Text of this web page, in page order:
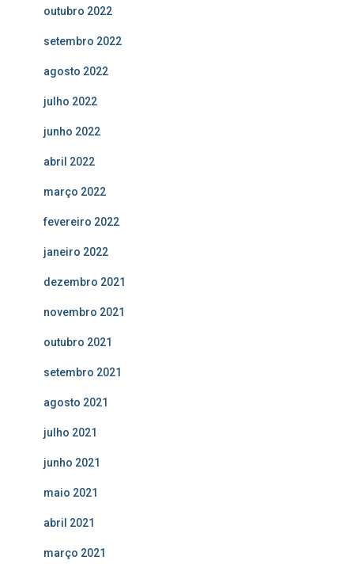
outubro 2022
setembro 2022
agosto 2022
julho 2022
junho 2022
abril 2022
março 2022
fevereiro 2022
janeiro 2022
dezembro 2021
novembro 2021
outubro 2021
setembro 2021
agosto 2021
julho 2021
junho 2021
maio 2021
abril 2021
março 2021